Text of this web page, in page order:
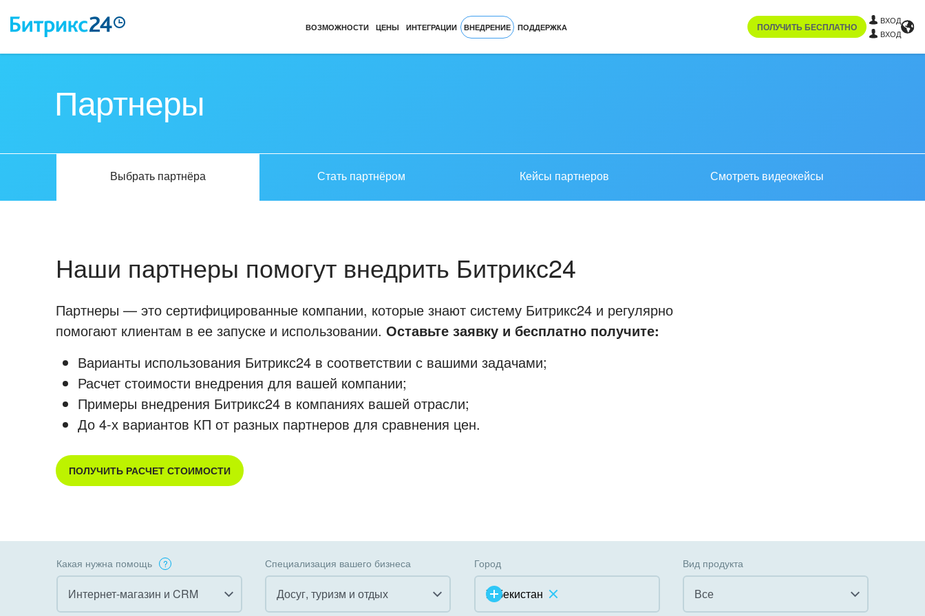
ВОЗМОЖНОСТИ ЦЕНЫ ИНТЕГРАЦИИ ВНЕДРЕНИЕ ПОДДЕРЖКА ПОЛУЧИТЬ БЕСПЛАТНО
ВХОД
ВХОД
Партнеры
Выбрать партнёра Стать партнёром Кейсы партнеров Смотреть видеокейсы
Наши партнеры помогут внедрить Битрикс24
Партнеры — это сертифицированные компании, которые знают систему Битрикс24 и регулярно
помогают клиентам в ее запуске и использовании. Оставьте заявку и бесплатно получите:
Варианты использования Битрикс24 в соответствии с вашими задачами;
Расчет стоимости внедрения для вашей компании;
Примеры внедрения Битрикс24 в компаниях вашей отрасли;
До 4-х вариантов КП от разных партнеров для сравнения цен.
ПОЛУЧИТЬ РАСЧЕТ СТОИМОСТИ
Какая нужна помощь
Интернет-магазин и CRM
Специализация вашего бизнеса
Досуг, туризм и отдых
Город
Узбекистан
Вид продукта
Все